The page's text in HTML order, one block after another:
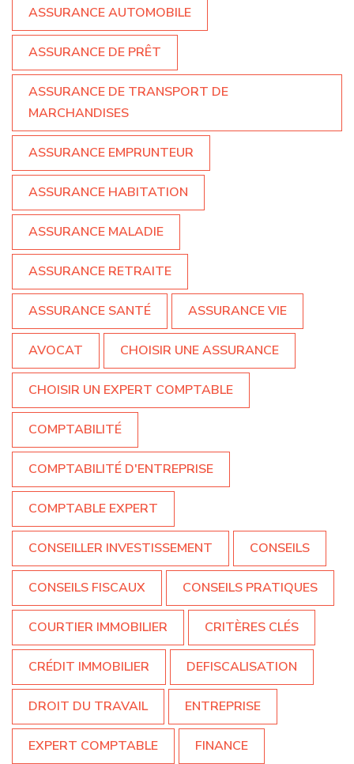
ASSURANCE AUTOMOBILE
ASSURANCE DE PRÊT
ASSURANCE DE TRANSPORT DE
MARCHANDISES
ASSURANCE EMPRUNTEUR
ASSURANCE HABITATION
ASSURANCE MALADIE
ASSURANCE RETRAITE
ASSURANCE SANTÉ ASSURANCE VIE
AVOCAT CHOISIR UNE ASSURANCE
CHOISIR UN EXPERT COMPTABLE
COMPTABILITÉ
COMPTABILITÉ D'ENTREPRISE
COMPTABLE EXPERT
CONSEILLER INVESTISSEMENT CONSEILS
CONSEILS FISCAUX CONSEILS PRATIQUES
COURTIER IMMOBILIER CRITÈRES CLÉS
CRÉDIT IMMOBILIER DEFISCALISATION
DROIT DU TRAVAIL ENTREPRISE
EXPERT COMPTABLE FINANCE